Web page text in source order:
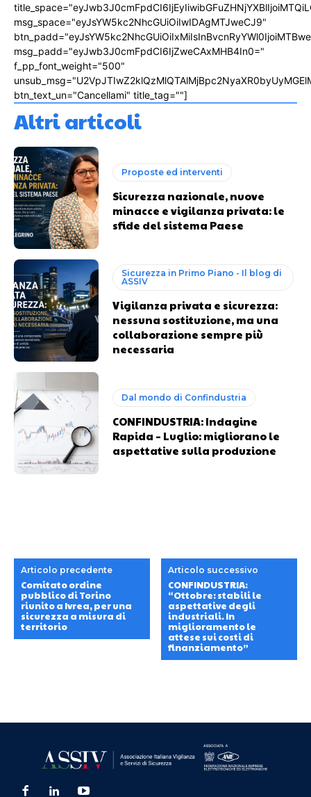
msg_space="eyJsYW5kc2NhcGUiOiIwIDAgMTJweCJ9"
msg_padd="eyJwb3J0cmFpdCI6IjZweCAxMHB4In0="
f_pp_font_weight="500"
btn_text_un="Cancellami" title_tag=""]
Altri articoli
Proposte ed interventi
Sicurezza nazionale, nuove
minacce e vigilanza privata: le
sfide del sistema Paese
Sicurezza in Primo Piano - Il blog di
ASSIV
Vigilanza privata e sicurezza:
nessuna sostituzione, ma una
collaborazione sempre più
necessaria
Dal mondo di Confindustria
CONFINDUSTRIA: Indagine
Rapida – Luglio: migliorano le
aspettative sulla produzione
Articolo precedente
Comitato ordine
pubblico di Torino
riunito a Ivrea, per una
sicurezza a misura di
territorio
Articolo successivo
CONFINDUSTRIA:
“Ottobre: stabili le
aspettative degli
industriali. In
miglioramento le
attese sui costi di
finanziamento”